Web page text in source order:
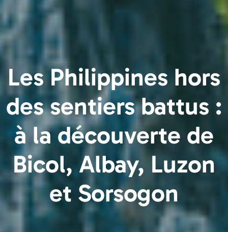
Les Philippines hors
des sentiers battus :
à la découverte de
Bicol, Albay, Luzon
et Sorsogon